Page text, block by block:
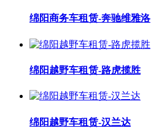
绵阳商务车租赁-奔驰维雅洛
绵阳越野车租赁-路虎揽胜
绵阳越野车租赁-汉兰达